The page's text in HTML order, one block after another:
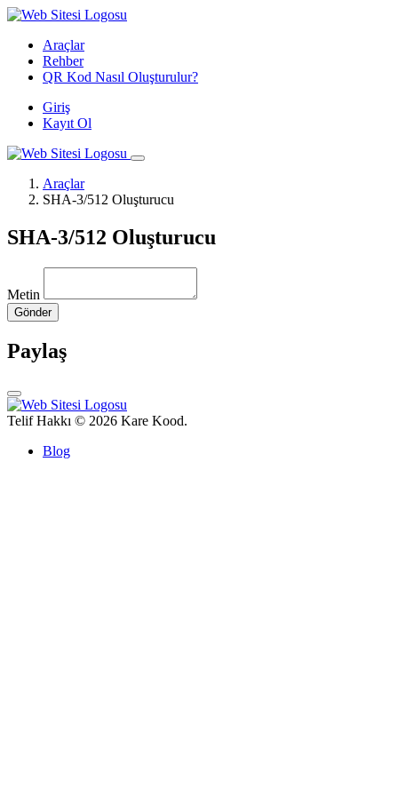
Araçlar
Rehber
QR Kod Nasıl Oluşturulur?
Giriş
Kayıt Ol
Araçlar
SHA-3/512 Oluşturucu
SHA-3/512 Oluşturucu
Metin
Gönder
Paylaş
Telif Hakkı © 2026 Kare Kood.
Blog